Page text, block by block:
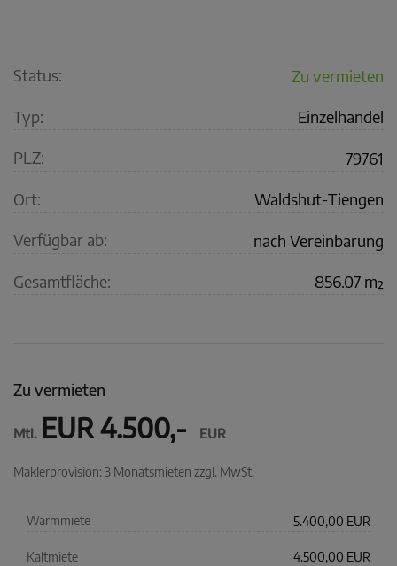
Status: Zu vermieten
Typ: Einzelhandel
PLZ: 79761
Ort: Waldshut-Tiengen
Verfügbar ab: nach Vereinbarung
Gesamtfläche: 856.07 m²
Zu vermieten
Mtl. EUR 4.500,- EUR
Maklerprovision: 3 Monatsmieten zzgl. MwSt.
Warmmiete 5.400,00 EUR
Kaltmiete 4.500,00 EUR